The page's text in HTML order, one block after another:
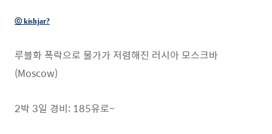
ⓒ kishjar?
루블화 폭락으로 물가가 저렴해진 러시아 모스크바
(Moscow)
2박 3일 경비: 185유로~